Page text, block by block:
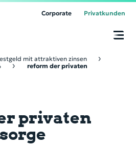
Corporate Privatkunden
mit attraktiven zinsen
reform der privaten
privaten